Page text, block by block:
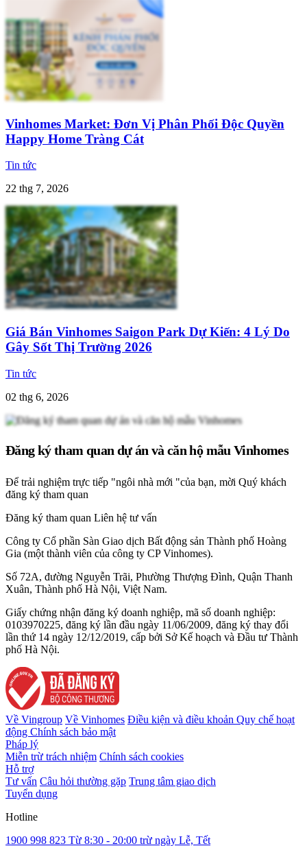
Vinhomes Market: Đơn Vị Phân Phối Độc Quyền
Happy Home Tràng Cát
Tin tức
22 thg 7, 2026
Giá Bán Vinhomes Saigon Park Dự Kiến: 4 Lý Do
Gây Sốt Thị Trường 2026
Tin tức
02 thg 6, 2026
Đăng ký tham quan dự án và căn hộ mẫu Vinhomes
Để trải nghiệm trực tiếp "ngôi nhà mới "của bạn, mời Quý khách
đăng ký tham quan
Đăng ký tham quan Liên hệ tư vấn
Công ty Cổ phần Sàn Giao dịch Bất động sản Thành phố Hoàng
Gia (một thành viên của công ty CP Vinhomes).
Số 72A, đường Nguyễn Trãi, Phường Thượng Đình, Quận Thanh
Xuân, Thành phố Hà Nội, Việt Nam.
Giấy chứng nhận đăng ký doanh nghiệp, mã số doanh nghiệp:
0103970225, đăng ký lần đầu ngày 11/06/2009, đăng ký thay đổi
lần thứ 14 ngày 12/12/2019, cấp bởi Sở Kế hoạch và Đầu tư Thành
phố Hà Nội.
Về Vingroup Về Vinhomes Điều kiện và điều khoản Quy chế hoạt
động Chính sách bảo mật
Pháp lý
Miễn trừ trách nhiệm Chính sách cookies
Hỗ trợ
Tư vấn Câu hỏi thường gặp Trung tâm giao dịch
Tuyển dụng
Hotline
1900 998 823 Từ 8:30 - 20:00 trừ ngày Lễ, Tết